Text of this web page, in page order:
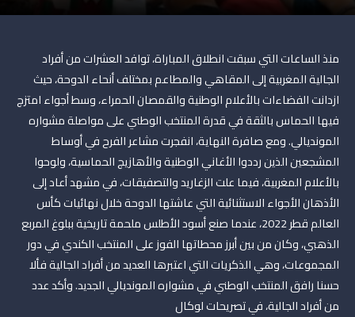
منذ الساعات التي سبقت انطلاق المباراة، توافد العشرات من أفراد
الجالية المغربية إلى المقاهي والمطاعم بمختلف أنحاء الدوحة، حيث
ازدانت الفضاءات بالأعلام الوطنية والقمصان الحمراء، وسط أجواء امتزج
فيها الحماس بالثقة في قدرة المنتخب الوطني على مواصلة مشواره
المونديالي. ومع صافرة النهاية، انفجرت مشاعر الفرح في أوساط
المشجعين الذين رددوا الأغاني الوطنية والأهازيج الحماسية، ولوحوا
بالأعلام المغربية، فيما علت الزغاريد والتصفيقات، في مشهد أعاد إلى
الأذهان الأجواء الاستثنائية التي عاشتها الدوحة خلال نهائيات كأس
العالم قطر 2022، عندما صنع أسود الأطلس ملحمة تاريخية ببلوغ المربع
الذهبي، وكان من بين أبرز محطاتها الفوز على المنتخب الكندي في دور
المجموعات، وهي الذكريات التي اعتبرها العديد من أفراد الجالية فألا
حسنا رافق المنتخب الوطني في مشواره المونديالي الجديد. وأكد عدد
من أفراد الجالية، في تصريحات لوكال